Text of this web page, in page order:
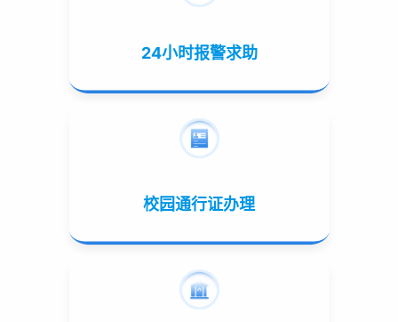
24小时报警求助
校园通行证办理